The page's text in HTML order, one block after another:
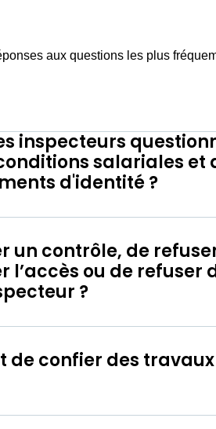
aux questions les plus
inspecteurs
salariales et
d'identité ?
un contrôle, de
l’accès ou de refuser
?
confier des